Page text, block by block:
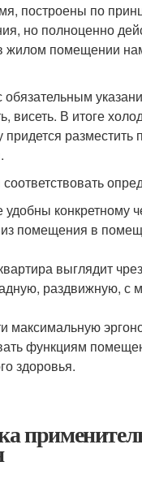
построены по
но полноценно
жилом помещении
обязательным
висеть. В итоге
разместить
конкретному
помещения в
выглядит
раздвижную, с
максимальную
функциям
здоровья.